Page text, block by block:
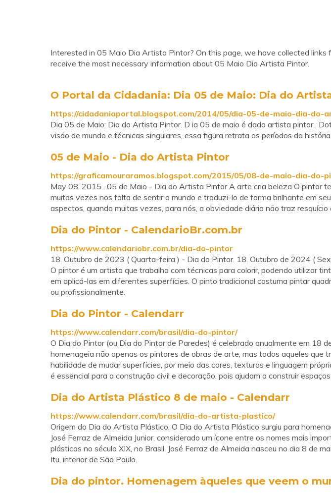
Interested in 05 Maio Dia Artista Pintor? On this page, we have collected links
receive the most necessary information about 05 Maio Dia Artista Pintor.
O Portal da Cidadania: Dia 05 de Maio: Dia do
https://cidadaniaportal.blogspot.com/2014/05/dia-05-de-maio-dia-do-
Dia 05 de Maio: Dia do Artista Pintor. D ia 05 de maio é dado artista pintor .
visão de mundo e técnicas singulares, essa figura retrata os períodos da
05 de Maio - Dia do Artista Pintor
https://graficamouraramos.blogspot.com/2015/05/08-de-maio-dia-do-
May 08, 2015 · 05 de Maio - Dia do Artista Pintor A arte cria beleza O pintor
muitas vezes nos falta de sentir o mundo e traduzi-lo de forma brilhante em
aspectos, quando muitas vezes, para nós, a obviedade diária não traz resquício
Dia do Pintor - CalendarioBr.com.br
https://www.calendariobr.com.br/dia-do-pintor
18. Outubro de 2023 ( Quarta-feira ) - Dia do Pintor. 18. Outubro de 2024 (
O pintor é um artista que trabalha com técnicas para colorir, podendo utilizar
em aplicá-las em diferentes superfícies. O pinto tradicional costuma pintar
ou profissionalmente.
Dia do Pintor - Calendarr
https://www.calendarr.com/brasil/dia-do-pintor/
O Dia do Pintor (ou Dia do Pintor de Paredes) é celebrado anualmente em 18
homenageia não apenas os pintores de obras de arte, mas todos aqueles que
habilidade de mudar superfícies, por meio das cores, texturas e linguagem
é essencial para a construção civil e decoração, pois ajudam a construir espaços
Dia do Artista Plástico 8 de maio - Calendarr
https://www.calendarr.com/brasil/dia-do-artista-plastico/
Origem do Dia do Artista Plástico. O Dia do Artista Plástico surgiu para
José Ferraz de Almeida Junior, considerado um ícone entre os nomes mais
plásticas no século XIX, no Brasil. José Ferraz de Almeida nasceu no dia 8 de
Itu, interior de São Paulo.
Dia do pintor. Homenagem àqueles que veem o